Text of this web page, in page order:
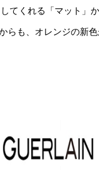
てくれる「マット」
らも、オレンジの新